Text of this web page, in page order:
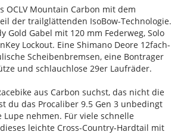
OCLV Mountain Carbon mit dem
der trailglättenden IsoBow-Technologie.
Gold Gabel mit 120 mm Federweg, Solo
Lockout. Eine Shimano Deore 12fach-
Scheibenbremsen, eine Bontrager
und schlauchlose 29er Laufräder.
aus Carbon suchst, das nicht die
du das Procaliber 9.5 Gen 3 unbedingt
nehmen. Für viele schnelle
leichte Cross-Country-Hardtail mit